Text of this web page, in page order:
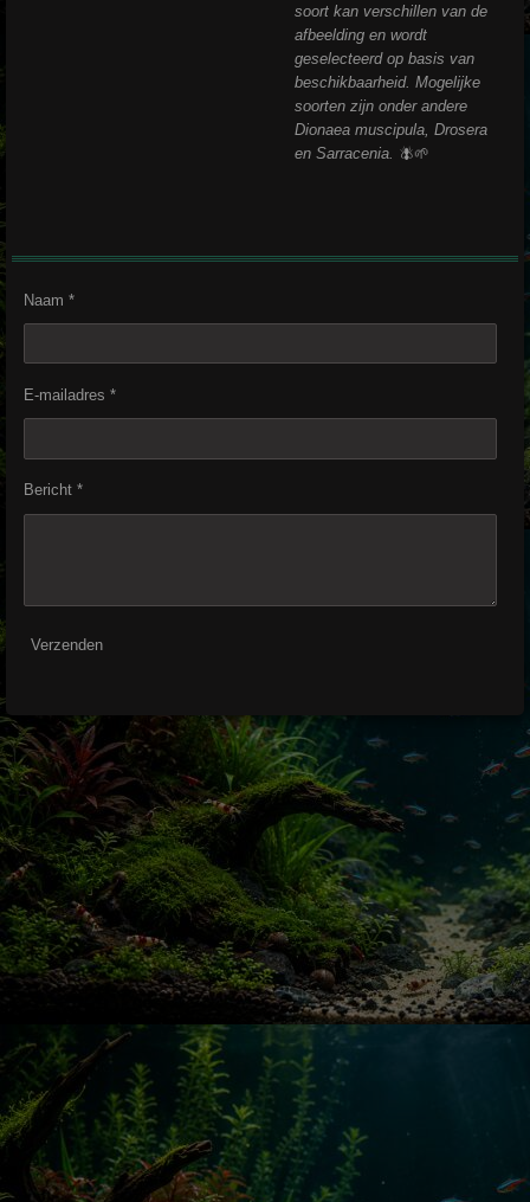
soort kan verschillen van de
afbeelding en wordt
geselecteerd op basis van
beschikbaarheid. Mogelijke
soorten zijn onder andere
Dionaea muscipula Drosera
en Sarracenia 🪰🌱
Naam *
E-mailadres *
Bericht *
Verzenden